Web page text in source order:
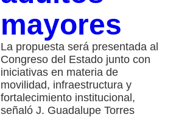
mayores
La propuesta será presentada al
Congreso del Estado junto con
iniciativas en materia de
movilidad, infraestructura y
fortalecimiento institucional,
señaló J. Guadalupe Torres